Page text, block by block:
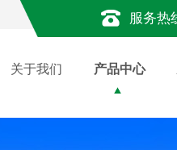
服务热
关于我们 产品中心